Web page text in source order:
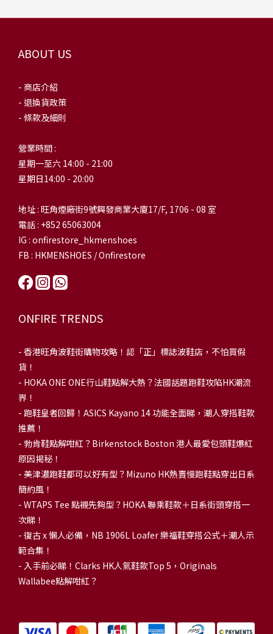
ABOUT US
- 商店介紹
- 退換貨政策
- 條款及細則
營業時間 :
星期一至六 14:00 - 21:00
星期日14:00 - 20:00
地址 : 旺角煙廠街9號興發商業大廈17/F, 1706 - 08 室
電話 : +852 65063004
IG : onfirestore_hkmenshoes
FB : HKMENSHOES / Onfirestore
ONFIRE TRENDS
- 香港旺角波鞋街購物攻略！認「正」標誌波鞋店，不怕買假
貨！
- HOKA ONE ONE行山鞋點解大熱？法國話題跑鞋攻陷HK潮流
界！
- 跑鞋皇者回歸！ASICS Kayano 14 功能全面睇，潮人穿搭鞋款
推薦！
- 勃肯鞋點解咁紅？Birkenstock Boston 港人最愛包頭鞋爆紅
原因揭秘！
- 美津濃跑鞋都可以好有型？Mizuno HK熱賣慢跑鞋點穿出日系
簡約風！
- WTAPS Tee 點襯先夠型？HOKA 聯乘鞋款＋日系街頭穿搭一
次睇！
- 復古 x 懶人必備，NB 1906L Loafer 樂福鞋穿搭公式＋潮人示
範合集！
- 入手前必睇！Clarks HK人氣鞋款Top 5，Originals
Wallabee點解咁紅？